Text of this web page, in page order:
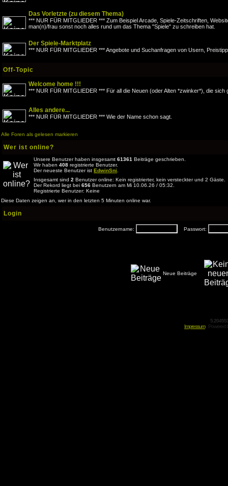
Das Vorletzte (zu diesem Thema)
*** NUR FÜR MITGLIEDER *** Zum Beispiel Arcade, Spiele-Zeitschriften,
man(n)/frau sonst noch alles rund um das Thema "Spiele" zu schreiben hat.
Der Spiele-Marktplatz
*** NUR FÜR MITGLIEDER *** Angebote und Suchanfragen von Usern,
Off-Topic
Welcome home !!!
*** NUR FÜR MITGLIEDER *** Für all die Neuen (oder Alten *zwinker*), die sich
Alles andere...
*** NUR FÜR MITGLIEDER *** Wie der Name schon sagt.
Alle Foren als gelesen markieren
Wer ist online?
Unsere Benutzer haben insgesamt 61361 Beiträge geschrieben.
Wir haben 408 registrierte Benutzer.
Der neueste Benutzer ist EdwinSni
Insgesamt sind 2 Benutzer online: Kein registrierter, kein versteckter und 2
Der Rekord liegt bei 656 Benutzern am Mi 10.06.26 / 05:32.
Registrierte Benutzer: Keine
Diese Daten zeigen an, wer in den letzten 5 Minuten online war.
Login
Benutzername: Passwort:
Neue Beiträge
Impressum
Powered